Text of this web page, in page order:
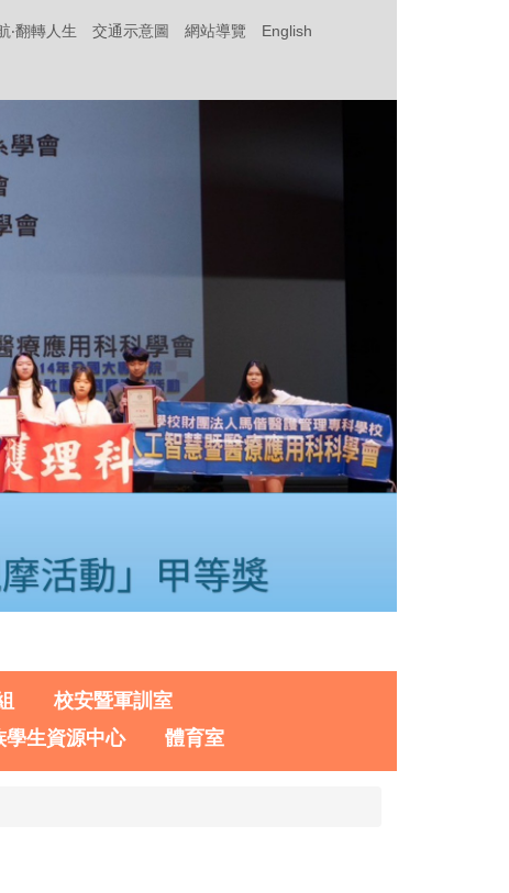
‧翻轉人生 交通示意圖 網站導覽 English
校安暨軍訓室
學生資源中心 體育室